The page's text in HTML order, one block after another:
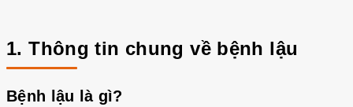
1. Thông tin chung về bệnh lậu
Bệnh lậu là gì?